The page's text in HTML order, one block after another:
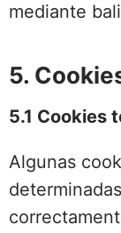
mediante
5.
5.1 Cookies
Algunas